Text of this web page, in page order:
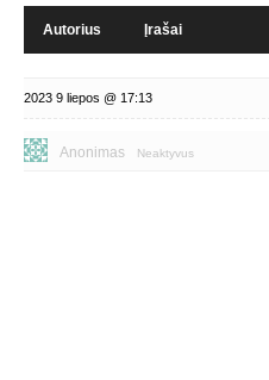
Autorius Įrašai
2023 9 liepos @ 17:13
Anonimas Neaktyvus